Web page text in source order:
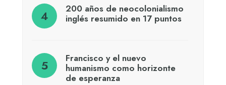
200 años de neocolonialismo
inglés resumido en 17 puntos
Francisco y el nuevo
humanismo como horizonte
de esperanza